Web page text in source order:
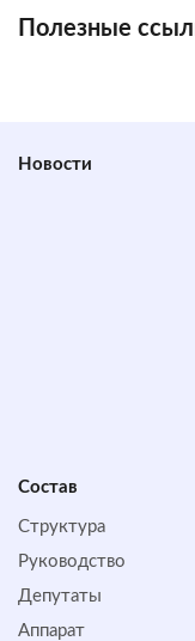
Полезные
Новости
Состав
Структура
Руководство
Депутаты
Аппарат